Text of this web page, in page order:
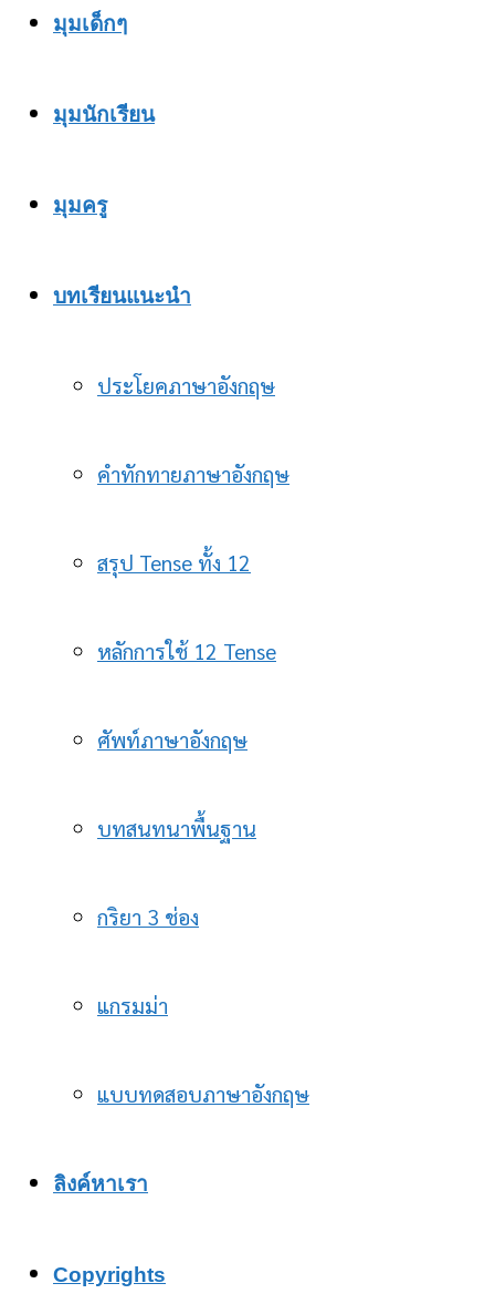
มุมเด็กๆ
มุมนักเรียน
มุมครู
บทเรียนแนะนำ
ประโยคภาษาอังกฤษ
คำทักทายภาษาอังกฤษ
สรุป Tense ทั้ง 12
หลักการใช้ 12 Tense
ศัพท์ภาษาอังกฤษ
บทสนทนาพื้นฐาน
กริยา 3 ช่อง
แกรมม่า
แบบทดสอบภาษาอังกฤษ
ลิงค์หาเรา
Copyrights